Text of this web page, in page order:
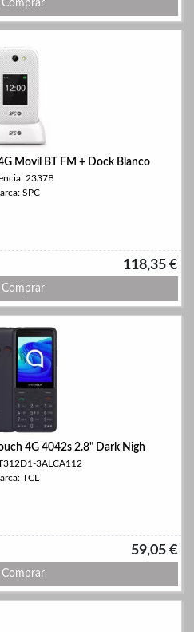
Comprar
Movil BT FM + Dock Blanco
2337B
SPC
118,35 €
Comprar
4G 4042s 2.8" Dark Nigh
3ALCA112
TCL
59,05 €
Comprar